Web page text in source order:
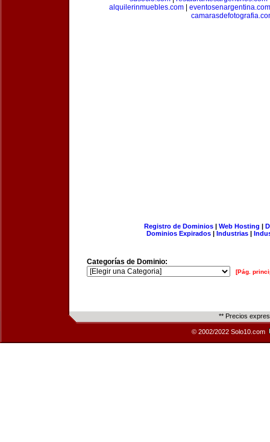
alquilerinmuebles.com
eventosenargentina.com
Registro de Dominios| Web Hosting |
Dominios Expirados | Industrias |
Categorías de Dominio:
[Pág.
** Precios
© 2002/2022 Solo10.com